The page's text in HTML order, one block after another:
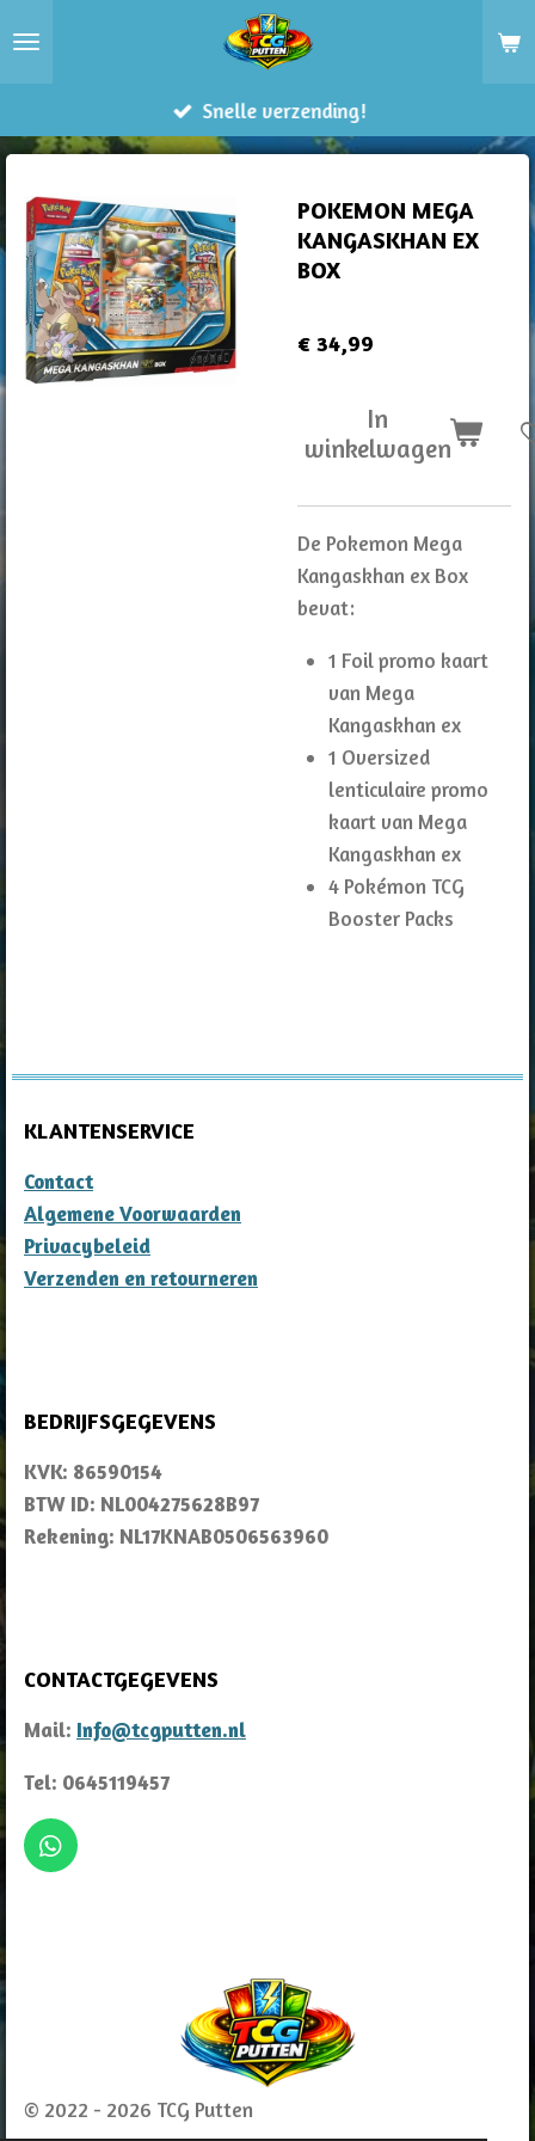
hoofdinhoud
Snelle verzending!
POKEMON MEGA
KANGASKHAN EX
BOX
€ 34,99
In
winkelwagen
De Pokemon Mega
Kangaskhan ex Box
bevat:
1 Foil promo kaart
van Mega
Kangaskhan ex
1 Oversized
lenticulaire promo
kaart van Mega
Kangaskhan ex
4 Pokémon TCG
Booster Packs
KLANTENSERVICE
Contact
Algemene Voorwaarden
Privacybeleid
Verzenden en retourneren
BEDRIJFSGEGEVENS
KVK: 86590154
BTW ID: NL004275628B97
Rekening: NL17KNAB0506563960
CONTACTGEGEVENS
Mail: Info@tcgputten.nl
Tel: 0645119457
W
h
© 2022 - 2026 TCG Putten